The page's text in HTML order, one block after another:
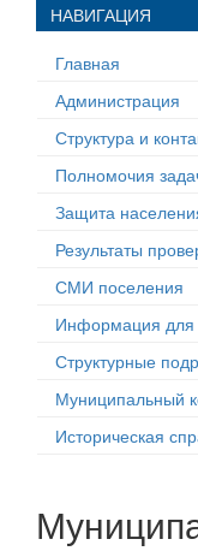
НАВИГАЦИЯ
Главная
Администрация
Структура и
Полномочия
Защита
Результаты
СМИ поселения
Информация для
Структурные
Муниципальный
Историческая